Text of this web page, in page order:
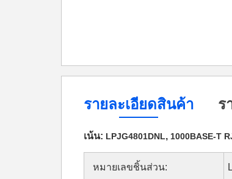
รายละเอียดสินค้า ร
เน้น: LPJG4801DNL, 1000BASE-T
หมายเลขชิ้นส่วน: